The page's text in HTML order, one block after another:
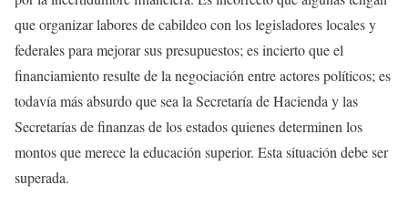
que organizar labores de cabildeo con los legisladores locales y
federales para mejorar sus presupuestos; es incierto que el
financiamiento resulte de la negociación entre actores políticos; es
todavía más absurdo que sea la Secretaría de Hacienda y las
Secretarías de finanzas de los estados quienes determinen los
montos que merece la educación superior. Esta situación debe ser
superada.